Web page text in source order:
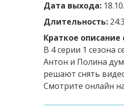
Дата выхода:
Длительность:
Краткое описание
В 4 серии 1 сезона
Антон и Полина
решают снять
Смотрите онлайн